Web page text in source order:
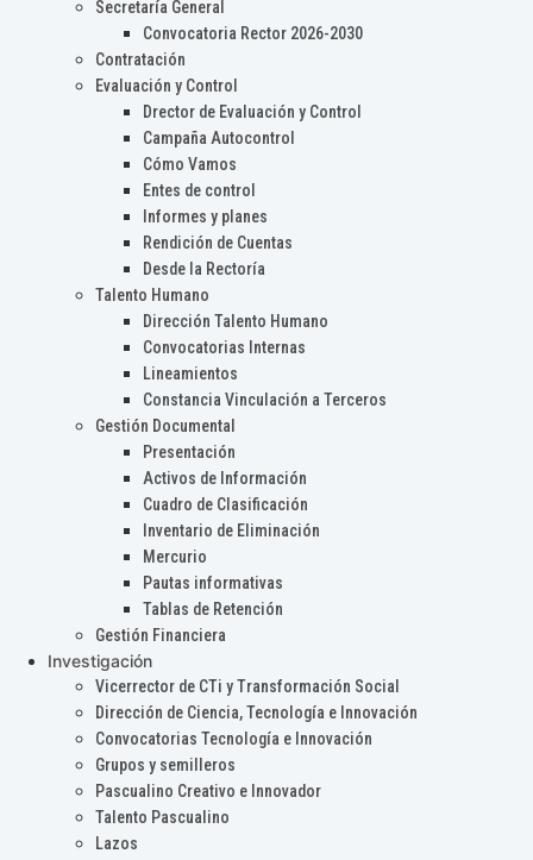
Secretaría General
Convocatoria Rector 2026-2030
Contratación
Evaluación y Control
Drector de Evaluación y Control
Campaña Autocontrol
Cómo Vamos
Entes de control
Informes y planes
Rendición de Cuentas
Desde la Rectoría
Talento Humano
Dirección Talento Humano
Convocatorias Internas
Lineamientos
Constancia Vinculación a Terceros
Gestión Documental
Presentación
Activos de Información
Cuadro de Clasificación
Inventario de Eliminación
Mercurio
Pautas informativas
Tablas de Retención
Gestión Financiera
Investigación
Vicerrector de CTi y Transformación Social
Dirección de Ciencia, Tecnología e Innovación
Convocatorias Tecnología e Innovación
Grupos y semilleros
Pascualino Creativo e Innovador
Talento Pascualino
Lazos